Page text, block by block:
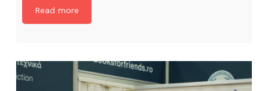
Read more